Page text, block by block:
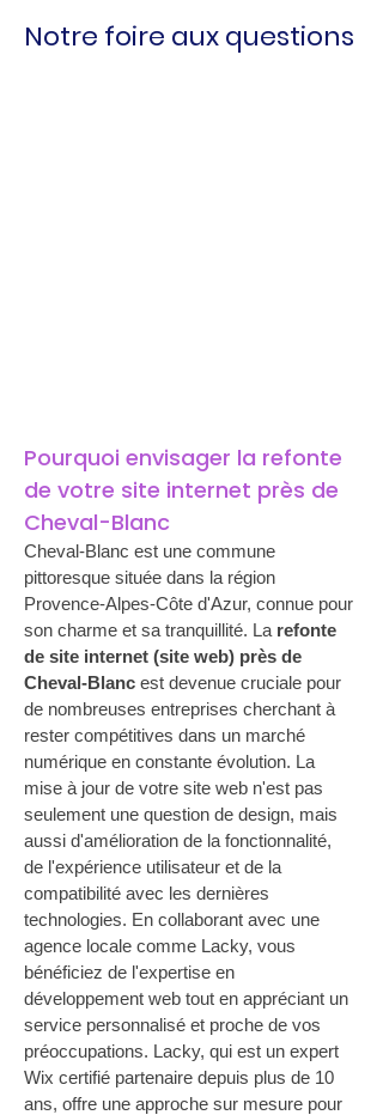
Notre foire aux questions
Pourquoi envisager la refonte
de votre site internet près de
Cheval-Blanc
Cheval-Blanc est une commune
pittoresque située dans la région
Provence-Alpes-Côte d'Azur, connue pour
son charme et sa tranquillité. La refonte
de site internet (site web) près de
Cheval-Blanc est devenue cruciale pour
de nombreuses entreprises cherchant à
rester compétitives dans un marché
numérique en constante évolution. La
mise à jour de votre site web n'est pas
seulement une question de design, mais
aussi d'amélioration de la fonctionnalité,
de l'expérience utilisateur et de la
compatibilité avec les dernières
technologies. En collaborant avec une
agence locale comme Lacky, vous
bénéficiez de l'expertise en
développement web tout en appréciant un
service personnalisé et proche de vos
préoccupations. Lacky, qui est un expert
Wix certifié partenaire depuis plus de 10
ans, offre une approche sur mesure pour